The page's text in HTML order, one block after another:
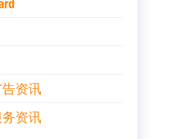
资讯
资讯